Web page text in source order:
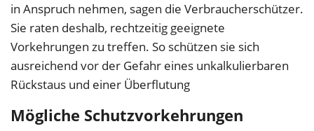
in Anspruch nehmen, sagen die Verbraucherschützer.
Sie raten deshalb, rechtzeitig geeignete
Vorkehrungen zu treffen. So schützen sie sich
ausreichend vor der Gefahr eines unkalkulierbaren
Rückstaus und einer Überflutung
Mögliche Schutzvorkehrungen